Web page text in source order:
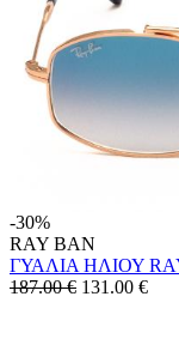
-30%
RAY BAN
ΓΥΑΛΙΑ ΗΛΙΟΥ
187.00 € 131.00 €